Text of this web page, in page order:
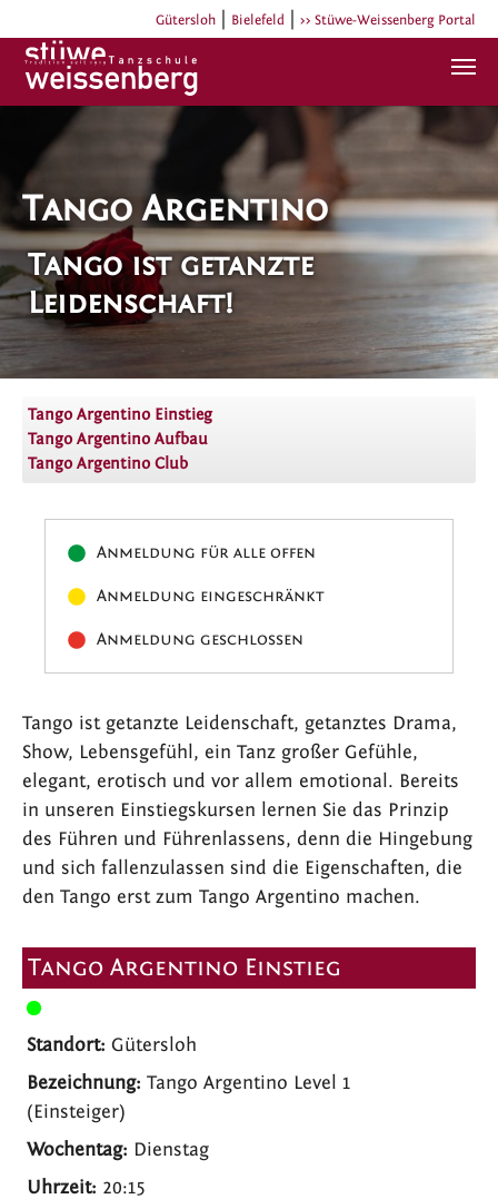
Zum Hauptinhalt springen
Gütersloh Bielefeld >> Stüwe-Weissenberg Portal
Tango Argentino
Tango ist getanzte
Leidenschaft!
Tango Argentino Einstieg
Tango Argentino Aufbau
Tango Argentino Club
Anmeldung für alle offen
Anmeldung eingeschränkt
Anmeldung geschlossen
Tango ist getanzte Leidenschaft, getanztes Drama,
Show, Lebensgefühl, ein Tanz großer Gefühle,
elegant, erotisch und vor allem emotional. Bereits
in unseren Einstiegskursen lernen Sie das Prinzip
des Führen und Führenlassens, denn die Hingebung
und sich fallenzulassen sind die Eigenschaften, die
den Tango erst zum Tango Argentino machen.
Tango Argentino Einstieg
Gütersloh
Tango Argentino Level 1
(Einsteiger)
Dienstag
20:15